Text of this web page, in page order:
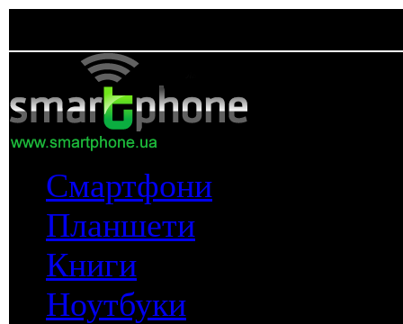
Смартфони
Планшети
Книги
Ноутбуки